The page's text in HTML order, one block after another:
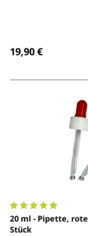
19,90 €
Durchschnittliche
20 ml - Pipette,
Stück